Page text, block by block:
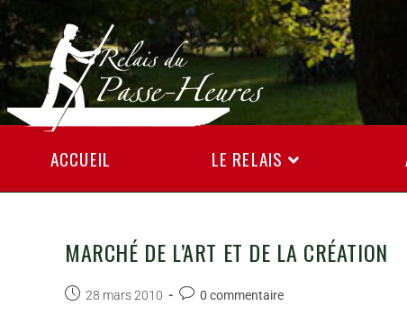
ACCUEIL LE RELAIS
MARCHÉ DE L’ART ET DE LA CRÉATION
28 mars 2010 0 commentaire